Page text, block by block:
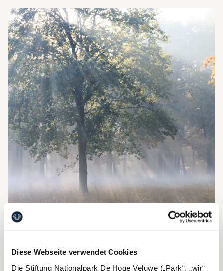
Diese Webseite verwendet Cookies
Die Stiftung Nationalpark De Hoge Veluwe („Park“, „wir“
WALDBEWIRTSCHAFTUNG
Lesen Sie hier mehr über die Bewirtschaftung